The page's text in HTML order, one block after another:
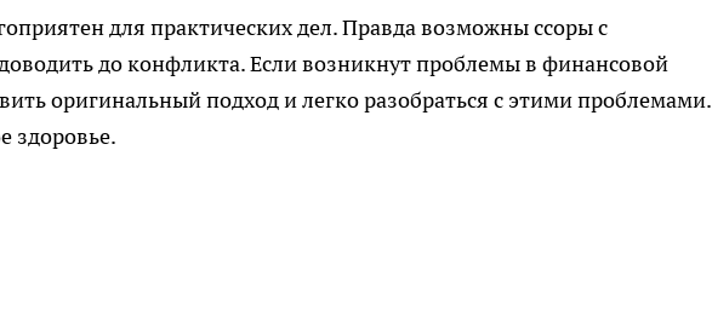
для практических дел. Правда возможны ссоры с
до конфликта. Если возникнут проблемы в финансовой
оригинальный подход и легко разобраться с этими проблемами.
здоровье.